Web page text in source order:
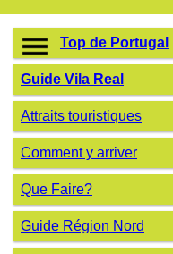
Top de Portugal
Guide Vila Real
Attraits touristiques
Comment y arriver
Que Faire?
Guide Région Nord